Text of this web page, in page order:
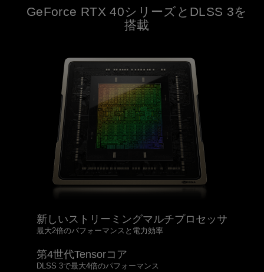
GeForce RTX 40シリーズとDLSS 3を
搭載
新しいストリーミングマルチプロセッサ
最大2倍のパフォーマンスと電力効率
第4世代Tensorコア
DLSS 3で最大4倍のパフォーマンス